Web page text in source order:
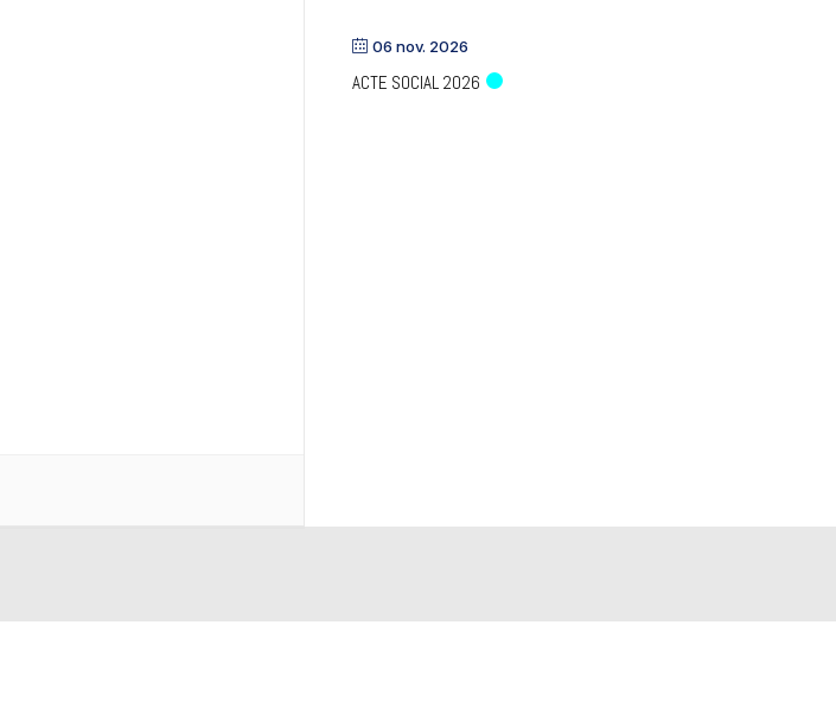
06 nov. 2026
ACTE SOCIAL 2026